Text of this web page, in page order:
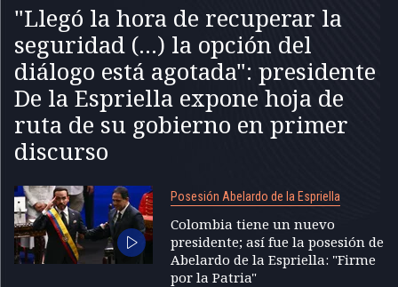
"Llegó la hora de recuperar la
seguridad (...) la opción del
diálogo está agotada": presidente
De la Espriella expone hoja de
ruta de su gobierno en primer
discurso
Posesión Abelardo de la Espriella
Colombia tiene un nuevo
presidente; así fue la posesión de
Abelardo de la Espriella: "Firme
por la Patria"